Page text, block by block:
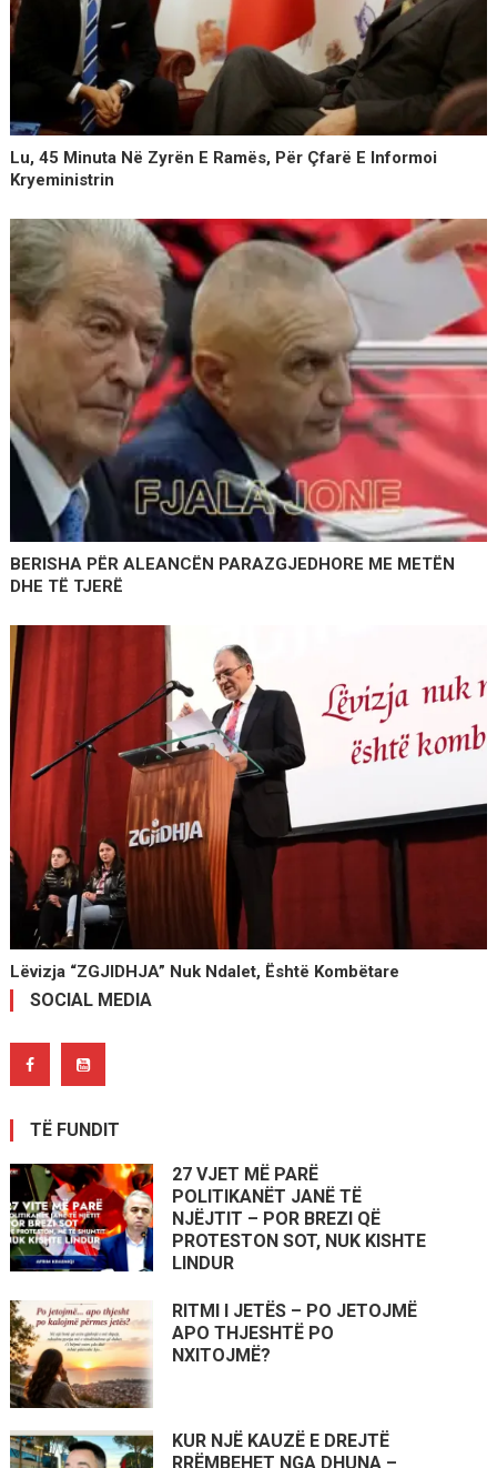
Lu, 45 Minuta Në Zyrën E Ramës, Për Çfarë E Informoi
Kryeministrin
BERISHA PËR ALEANCËN PARAZGJEDHORE ME METËN
DHE TË TJERË
Lëvizja “ZGJIDHJA” Nuk Ndalet, Është Kombëtare
SOCIAL MEDIA
TË FUNDIT
27 VJET MË PARË
POLITIKANËT JANË TË
NJËJTIT – POR BREZI QË
PROTESTON SOT, NUK KISHTE
LINDUR
RITMI I JETËS – PO JETOJMË
APO THJESHTË PO
NXITOJMË?
KUR NJË KAUZË E DREJTË
RRËMBEHET NGA DHUNA –